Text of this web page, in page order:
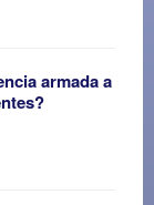
armada a